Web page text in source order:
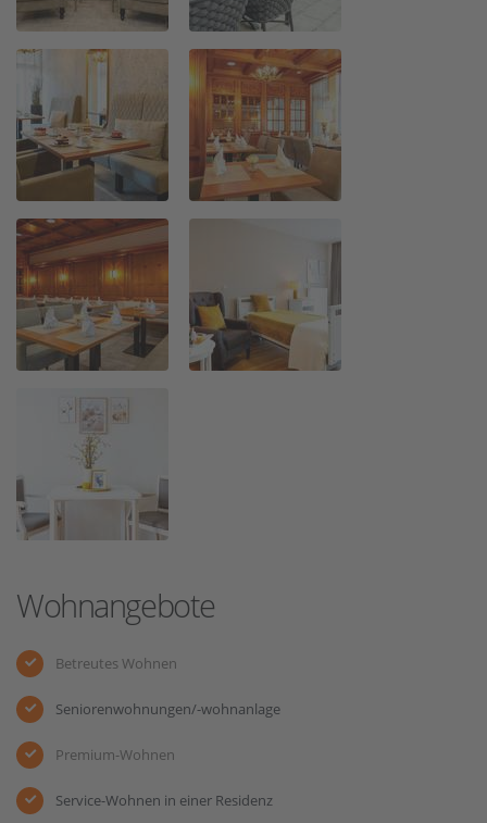
Wohnangebote
Betreutes Wohnen
Seniorenwohnungen/-wohnanlage
Premium-Wohnen
Service-Wohnen in einer Residenz